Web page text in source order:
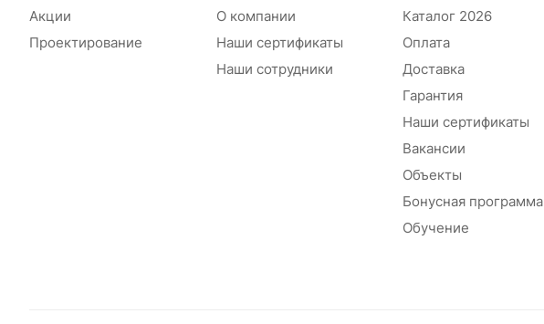
Акции
Проектирование
О компании
Наши сертификаты
Наши сотрудники
Каталог 2026
Оплата
Доставка
Гарантия
Наши сертификаты
Вакансии
Объекты
Бонусная программа
Обучение